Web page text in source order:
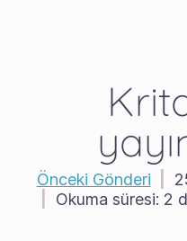
Önceki Gönderi
Okuma süresi: 2